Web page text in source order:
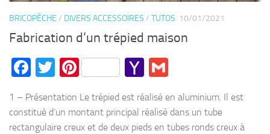
BRICOPÊCHE / DIVERS ACCESSOIRES / TUTOS 10/01/2021
Fabrication d’un trépied maison
Facebook
Twitter
PinterestYahoo
1 – Présentation Le trépied est réalisé en aluminium. Il est
constitué d’un montant principal réalisé dans un tube
rectangulaire creux et de deux pieds en tubes ronds creux à